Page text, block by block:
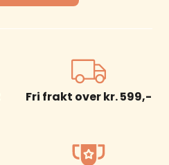
Fri frakt over kr. 599,-